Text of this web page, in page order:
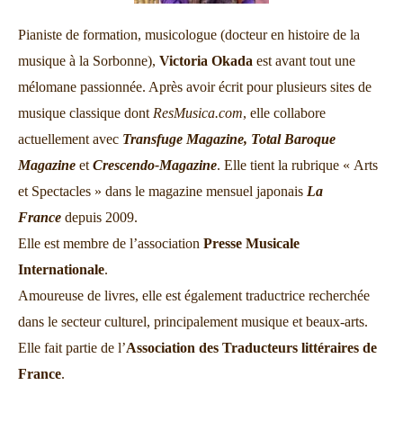
Pianiste de formation, musicologue (docteur en histoire de la
musique à la Sorbonne), Victoria Okada est avant tout une
mélomane passionnée. Après avoir écrit pour plusieurs sites de
musique classique dont ResMusica.com, elle collabore
actuellement avec Transfuge Magazine, Total Baroque
Magazine et Crescendo-Magazine. Elle tient la rubrique « Arts
et Spectacles » dans le magazine mensuel japonais La
France depuis 2009.
Elle est membre de l’association Presse Musicale
Internationale.
Amoureuse de livres, elle est également traductrice recherchée
dans le secteur culturel, principalement musique et beaux-arts.
Elle fait partie de l’Association des Traducteurs littéraires de
France.